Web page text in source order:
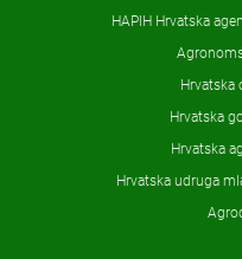
HAPIH Hrvatska
Hrvatska
Hrvatska
Hrvatska
Hrvatska udruga